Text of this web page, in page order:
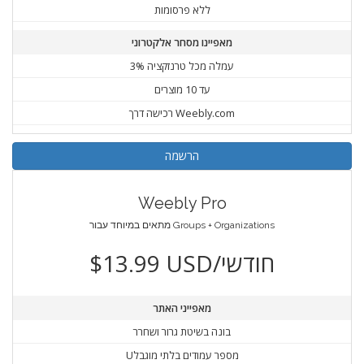
ללא פרסומות
מאפיינו מסחר אלקטרוני
3% עמלה מכל טרנזקציה
עד 10 מוצרים
רכישה דרך Weebly.com
הרשמה
Weebly Pro
מתאים במיוחד עבור Groups + Organizations
$13.99 USD/חודשי
מאפייני האתר
בונה בשיטת גרור ושחרר
Uמספר עמודים בלתי מוגבל